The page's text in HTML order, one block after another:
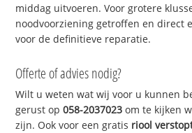
middag uitvoeren. Voor grotere
noodvoorziening getroffen en direct
voor de definitieve reparatie.
Offerte of advies nodig?
Wilt u weten wat wij voor u kunnen
gerust op058-2037023 om te kijken
zijn. Ook voor een gratis riool